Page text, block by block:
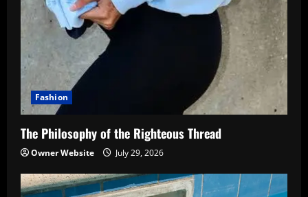
Fashion
The Philosophy of the Righteous Thread
Owner Website July 29, 2026